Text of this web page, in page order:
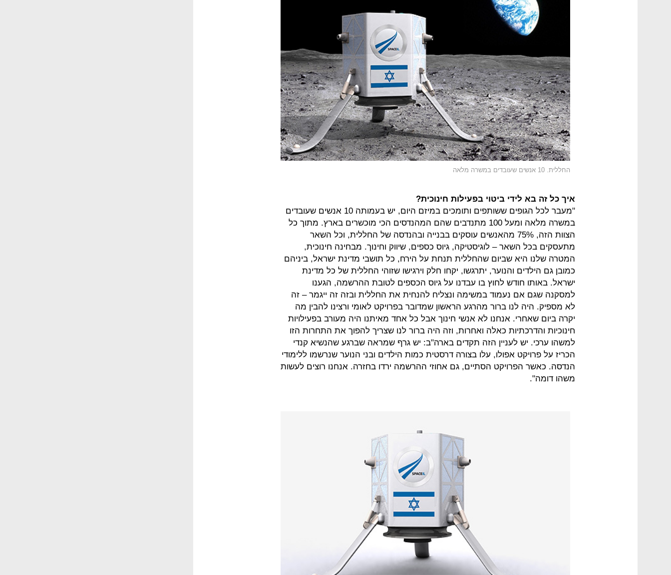
החללית. 10 אנשים שעובדים במשרה מלאה
איך כל זה בא לידי ביטוי בפעילות חינוכית?
"מעבר לכל הגופים ששותפים ותומכים במיזם היום, יש בעמותה 10 אנשים שעובדים
במשרה מלאה ומעל 100 מתנדבים שהם המהנדסים הכי מוכשרים בארץ. מתוך כל
הצוות הזה, 75% מהאנשים עוסקים בבנייה ובהנדסה של החללית, וכל השאר
מתעסקים בכל השאר – לוגיסטיקה, גיוס כספים, שיווק וחינוך. מבחינה חינוכית,
המטרה שלנו היא שביום שהחללית תנחת על הירח, כל תושבי מדינת ישראל, ביניהם
כמובן גם הילדים והנוער, יתרגשו, יקחו חלק וירגישו שזוהי החללית של כל מדינת
ישראל. באותו חודש לחוץ בו עבדנו על גיוס הכספים לטובת ההרשמה, הגענו
למסקנה שגם אם נעמוד במשימה ונצליח להנחית את החללית ובזה זה ייגמר – זה
לא מספיק. היה לנו ברור מהרגע הראשון שמדובר בפרויקט לאומי ורצינו להבין מה
יקרה ביום שאחרי. אנחנו לא אנשי חינוך אבל כל אחד מאיתנו היה מעורב בפעילויות
חינוכיות והדרכתיות כאלה ואחרות, וזה היה ברור לנו שצריך להפוך את התחרות הזו
למשהו ערכי. יש לעניין הזה תקדים בארה"ב: יש גרף שמראה שברגע שהנשיא קנדי
הכריז על פרויקט אפולו, עלו בצורה דרסטית כמות הילדים ובני הנוער שנרשמו ללימודי
הנדסה. כאשר הפרויקט הסתיים, גם אחוזי ההרשמה ירדו בחזרה. אנחנו רוצים לעשות
משהו דומה".